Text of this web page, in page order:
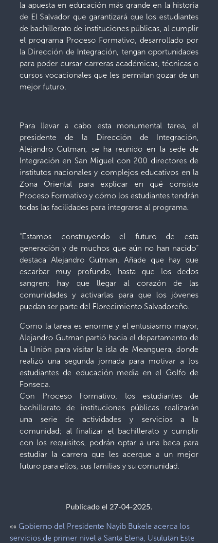
la apuesta en educación más grande en la historia
de El Salvador que garantizará que los estudiantes
de bachillerato de instituciones públicas, al cumplir
el programa Proceso Formativo, desarrollado por
la Dirección de Integración, tengan oportunidades
para poder cursar carreras académicas, técnicas o
cursos vocacionales que les permitan gozar de un
mejor futuro.
Para llevar a cabo esta monumental tarea, el
presidente de la Dirección de Integración,
Alejandro Gutman, se ha reunido en la sede de
Integración en San Miguel con 200 directores de
institutos nacionales y complejos educativos en la
Zona Oriental para explicar en qué consiste
Proceso Formativo y cómo los estudiantes tendrán
todas las facilidades para integrarse al programa.
“Estamos construyendo el futuro de esta
generación y de muchos que aún no han nacido”
destaca Alejandro Gutman. Añade que hay que
escarbar muy profundo, hasta que los dedos
sangren; hay que llegar al corazón de las
comunidades y activarlas para que los jóvenes
puedan ser parte del Florecimiento Salvadoreño.
Como la tarea es enorme y el entusiasmo mayor,
Alejandro Gutman partió hacia el departamento de
La Unión para visitar la isla de Meanguera, donde
realizó una segunda jornada para motivar a los
estudiantes de educación media en el Golfo de
Fonseca.
Con Proceso Formativo, los estudiantes de
bachillerato de instituciones públicas realizarán
una serie de actividades y servicios a la
comunidad; al finalizar el bachillerato y cumplir
con los requisitos, podrán optar a una beca para
estudiar la carrera que les acerque a un mejor
futuro para ellos, sus familias y su comunidad.
Publicado el 27-04-2025.
«« Gobierno del Presidente Nayib Bukele acerca los
servicios de primer nivel a Santa Elena, Usulután Este